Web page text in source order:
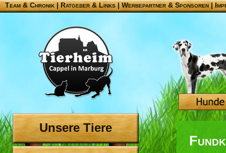
Team & Chronik |Ratgeber & Links|Werbepartner & Sponsoren|
Unsere Tiere